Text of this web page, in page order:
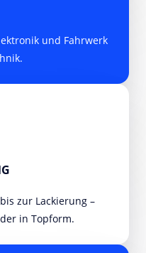
und Fahrwerk
zur Lackierung –
in Topform.